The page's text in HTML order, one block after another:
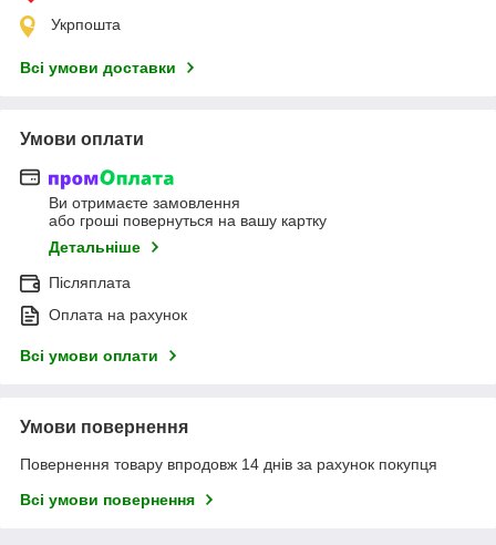
Укрпошта
Всі умови доставки
Умови оплати
Ви отримаєте замовлення
або гроші повернуться на вашу картку
Детальніше
Післяплата
Оплата на рахунок
Всі умови оплати
Умови повернення
Повернення товару впродовж 14 днів за рахунок покупця
Всі умови повернення